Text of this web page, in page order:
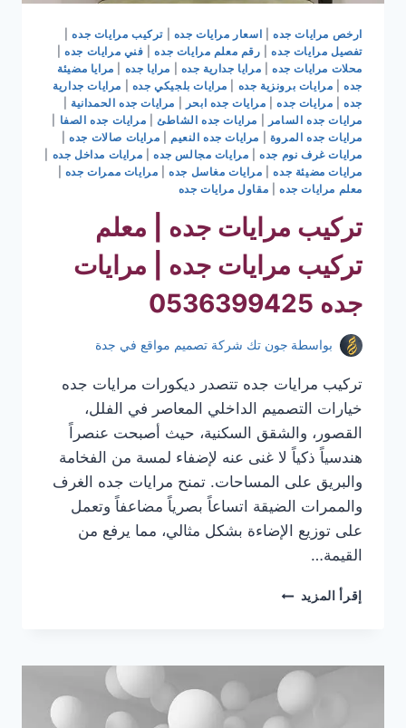
ارخص مرايات جده| اسعار مرايات جده |تركيب مرايات جده|
تفصيل مرايات جده| رقم معلم مرايات جده| فني مرايات جده|
محلات مرايات جده| مرايا جدارية جده مرايا جده
مرايا مضيئة
جده| مرايات برونزية جده مرايات بلجيكي جده
مرايات جدارية
جده| مرايات جده| مرايات جده ابحر مرايات جده الحمدانية
مرايات جده السامر
مرايات جده الشاطئ مرايات جده الصفا
مرايات جده المروة
مرايات جده النعيم مرايات صالات جده|
مرايات غرف نوم جده| مرايات مجالس جده مرايات مداخل جده
مرايات مضيئة جده| مرايات مغاسل جده| مرايات ممرات جده
معلم مرايات جده| مقاول مرايات جده
تركيب مرايات جده | معلم
تركيب مرايات جده | مرايات
جده 0536399425
بواسطة جون تك شركة تصميم مواقع في جدة
تركيب مرايات جده تتصدر ديكورات مرايات جده
خيارات التصميم الداخلي المعاصر في الفلل،
القصور، والشقق السكنية، حيث أصبحت عنصراً
هندسياً ذكياً لا غنى عنه لإضفاء لمسة من الفخامة
والبريق على المساحات. تمنح مرايات جده الغرف
والممرات الضيقة اتساعاً بصرياً مضاعفاً وتعمل
على توزيع الإضاءة بشكل مثالي، مما يرفع من
القيمة…
إقرأ المزيد تركيب
معلم
تركيب
مرايات